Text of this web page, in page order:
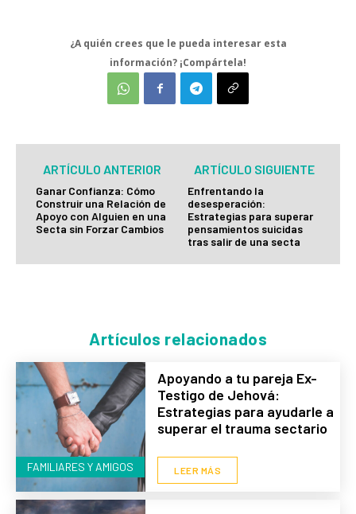
¿A quién crees que le pueda interesar esta
información? ¡Compártela!
ARTÍCULO ANTERIOR
Ganar Confianza: Cómo
Construir una Relación de
Apoyo con Alguien en una
Secta sin Forzar Cambios
ARTÍCULO SIGUIENTE
Enfrentando la
desesperación:
Estrategias para superar
pensamientos suicidas
tras salir de una secta
Artículos relacionados
FAMILIARES Y AMIGOS
Apoyando a tu pareja Ex-
Testigo de Jehová:
Estrategias para ayudarle a
superar el trauma sectario
LEER MÁS